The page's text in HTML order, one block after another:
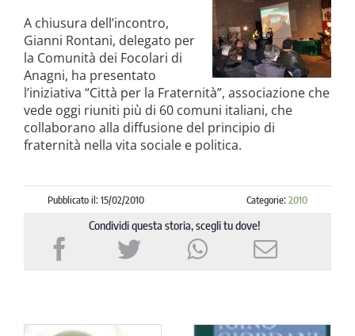
A chiusura dell’incontro,
Gianni Rontani, delegato per
la Comunità dei Focolari di
Anagni, ha presentato
l’iniziativa “Città per la Fraternità”, associazione che
vede oggi riuniti più di 60 comuni italiani, che
collaborano alla diffusione del principio di
fraternità nella vita sociale e politica.
Pubblicato il: 15/02/2010 Categorie:2010
Condividi questa storia, scegli tu dove!